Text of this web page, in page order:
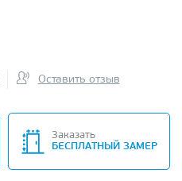
Оставить отзыв
Заказать
БЕСПЛАТНЫЙ ЗАМЕР